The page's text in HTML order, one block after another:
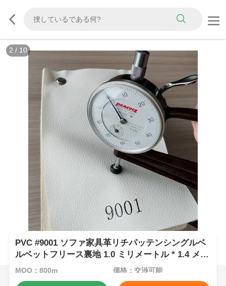
3 / 10
PVC #9001 ソファ家具革リチパッテンシングルベ
ルベットフリース裏地 1.0 ミリメートル * 1.4 メー
トル
MOQ：800m 価格：交渉可能